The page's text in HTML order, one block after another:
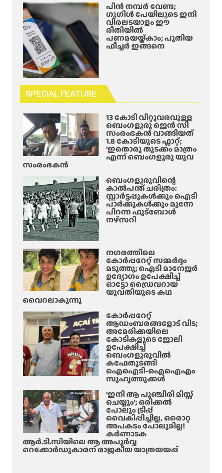
പിൻ നമ്പർ വേണ്ട;
ഗൂഗിൾ പേയിലൂടെ ഇനി
വിരലടയാളം ഈ
രീതിയിൽ
പണമയയ്ക്കാം; പുതിയ
ഫീച്ചർ ഇങ്ങനെ
SPECIAL FEATURE
13 കോടി വിറ്റുവരവുള്ള
ബെംഗളൂരു ജെൻ സി
സംരംഭകൻ വാങ്ങിയത്
1.8 കോടിയുടെ ഫ്ലാറ്റ്;
‘ഇതൊരു തുടക്കം മാത്രം
എന്ന് ബെംഗളൂരു യുവ
സംരംഭകൻ
ബെംഗളൂരുവിന്റെ
കാൽപന്ത് ചരിത്രം:
സ്റ്റാർട്ടപ്പുകൾക്കും ഐടി
പാർക്കുകൾക്കും മുന്നേ
പിറന്ന ഫുട്ബോൾ
നഴ്സറി
നഗരത്തിലെ
കോർപ്പറേറ്റ് സമ്മർദ്ദം
മടുത്തു; ഐടി മാനേജർ
ഉദ്യോഗം ഉപേക്ഷിച്ച്
ഓട്ടോ ഡ്രൈവറായ
യുവതിയുടെ കഥ
വൈറലാകുന്നു
കോർപ്പറേറ്റ്
ആഡംബരങ്ങളോട് വിട;
അമേരിക്കയിലെ
കോടികളുടെ ജോലി
ഉപേക്ഷിച്ച്
ബെംഗളൂരുവിൽ
കഫേതുടങ്ങി
ഐഐടി-ഐഐഎം
സുഹൃത്തുക്കൾ
‘ഇനി ആ പുഞ്ചിരി മിസ്സ്
ചെയ്യും’; ഒരിക്കൽ
പോലും ട്രിപ്പ്
വൈകിപ്പിച്ചില്ല, ഒരൊറ്റ
അപകടം പോലുമില്ല!
കർണാടക
ആർ.ടി.സിയിലെ ആ അപൂർവ്വ
റെക്കോർഡുകാരന് രാജകീയ യാത്രയയപ്പ്